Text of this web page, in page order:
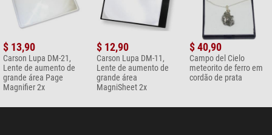
$ 13,90
Carson Lupa DM-21,
Lente de aumento de
grande área Page
Magnifier 2x
$ 12,90
Carson Lupa DM-11,
Lente de aumento de
grande área
MagniSheet 2x
$ 40,90
Campo del Cielo
meteorito de ferro em
cordão de prata